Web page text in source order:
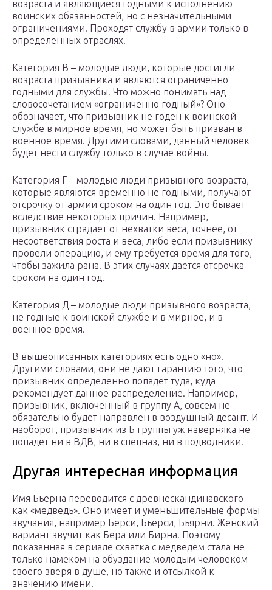
возраста и являющиеся годными к исполнению
воинских обязанностей, но с незначительными
ограничениями. Проходят службу в армии только в
определенных отраслях.
Категория В – молодые люди, которые достигли
возраста призывника и являются ограниченно
годными для службы. Что можно понимать над
словосочетанием «ограниченно годный»? Оно
обозначает, что призывник не годен к воинской
службе в мирное время, но может быть призван в
военное время. Другими словами, данный человек
будет нести службу только в случае войны.
Категория Г – молодые люди призывного возраста,
которые являются временно не годными, получают
отсрочку от армии сроком на один год. Это бывает
вследствие некоторых причин. Например,
призывник страдает от нехватки веса, точнее, от
несоответствия роста и веса, либо если призывнику
провели операцию, и ему требуется время для того,
чтобы зажила рана. В этих случаях дается отсрочка
сроком на один год.
Категория Д – молодые люди призывного возраста,
не годные к воинской службе и в мирное, и в
военное время.
В вышеописанных категориях есть одно «но».
Другими словами, они не дают гарантию того, что
призывник определенно попадет туда, куда
рекомендует данное распределение. Например,
призывник, включенный в группу А, совсем не
обязательно будет направлен в воздушный десант. И
наоборот, призывник из Б группы уж наверняка не
попадет ни в ВДВ, ни в спецназ, ни в подводники.
Другая интересная информация
Имя Бьерна переводится с древнескандинавского
как «медведь». Оно имеет и уменьшительные формы
звучания, например Берси, Бьерси, Бьярни. Женский
вариант звучит как Бера или Бирна. Поэтому
показанная в сериале схватка с медведем стала не
только намеком на обуздание молодым человеком
своего зверя в душе, но также и отсылкой к
значению имени.